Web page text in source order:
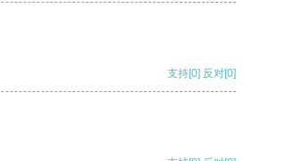
支持[0] 反对[0]